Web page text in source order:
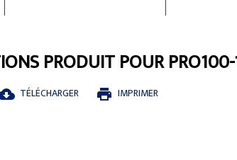
PRODUIT POUR
TÉLÉCHARGER print IMPRIMER